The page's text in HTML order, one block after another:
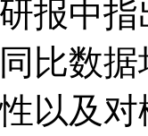
中指
比数
以及